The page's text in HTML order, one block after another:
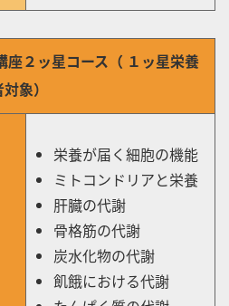
座２ッ星コース（ １ッ星栄養
象）
栄養が届く細胞の機能
ミトコンドリアと栄養
肝臓の代謝
骨格筋の代謝
炭水化物の代謝
飢餓における代謝